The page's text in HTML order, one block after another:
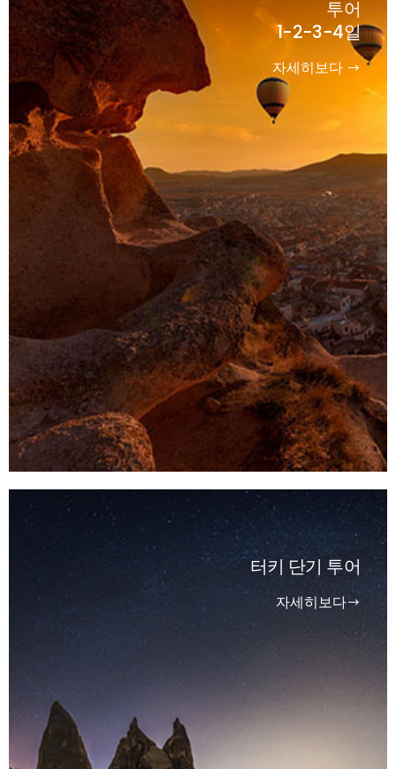
투어
1-2-3-4일
자세히보다
터키 단기 투어
자세히보다